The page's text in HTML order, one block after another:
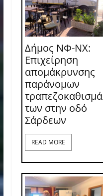
Δήμος ΝΦ-ΝΧ:
Επιχείρηση
απομάκρυνσης
παράνομων
τραπεζοκαθισμά
των στην οδό
Σάρδεων
READ MORE